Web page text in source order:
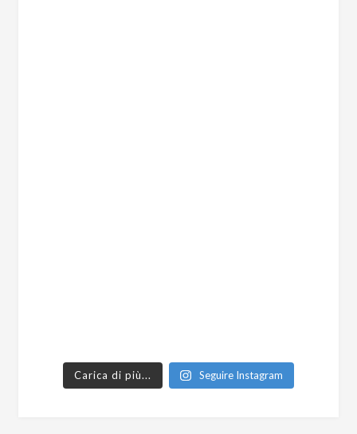
Carica di più... Seguire Instagram